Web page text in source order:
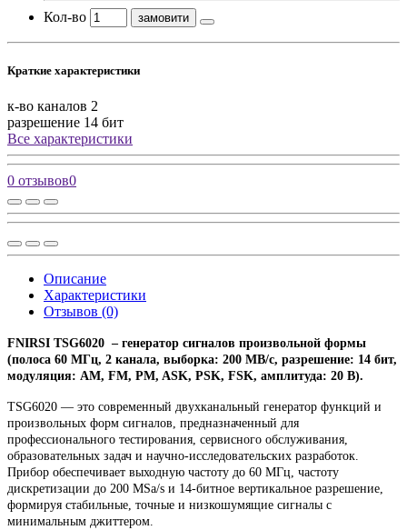
Кол-во замовити
Краткие характеристики
к-во каналов 2
разрешение 14 бит
Все характеристики
0 отзывов0
Описание
Характеристики
Отзывов (0)
FNIRSI TSG6020 – генератор сигналов произвольной формы
(полоса 60 МГц, 2 канала, выборка: 200 МВ/с, разрешение: 14 бит,
модуляция: AM, FM, PM, ASK, PSK, FSK, амплитуда: 20 В).
TSG6020 — это современный двухканальный генератор функций и
произвольных форм сигналов, предназначенный для
профессионального тестирования, сервисного обслуживания,
образовательных задач и научно-исследовательских разработок.
Прибор обеспечивает выходную частоту до 60 МГц, частоту
дискретизации до 200 MSa/s и 14-битное вертикальное разрешение,
формируя стабильные, точные и низкошумящие сигналы с
минимальным джиттером.